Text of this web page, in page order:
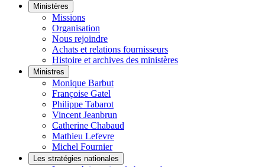
Ministères
Missions
Organisation
Nous rejoindre
Achats et relations fournisseurs
Histoire et archives des ministères
Ministres
Monique Barbut
Françoise Gatel
Philippe Tabarot
Vincent Jeanbrun
Catherine Chabaud
Mathieu Lefevre
Michel Fournier
Les stratégies nationales